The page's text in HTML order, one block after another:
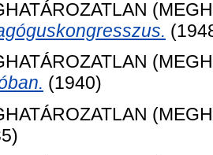
(1940)